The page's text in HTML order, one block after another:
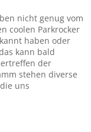
nicht genug vom
coolen Parkrocker
haben oder
kann bald
der
stehen diverse
uns